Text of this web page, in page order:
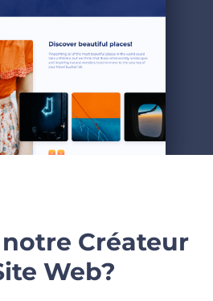
Créateur
Web?